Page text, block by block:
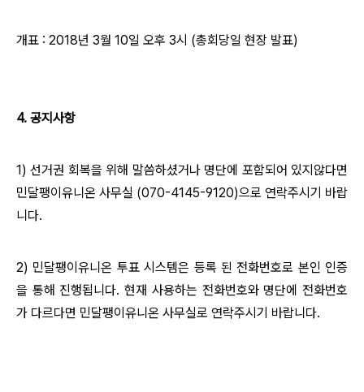
개표 : 2018년 3월 10일 오후 3시 (총회당일 현장 발표)
4. 공지사항
1) 선거권 회복을 위해 말씀하셨거나 명단에 포함되어 있지않다면
민달팽이유니온 사무실 (070-4145-9120)으로 연락주시기 바랍
니다.
2) 민달팽이유니온 투표 시스템은 등록 된 전화번호로 본인 인증
을 통해 진행됩니다. 현재 사용하는 전화번호와 명단에 전화번호
가 다르다면 민달팽이유니온 사무실로 연락주시기 바랍니다.